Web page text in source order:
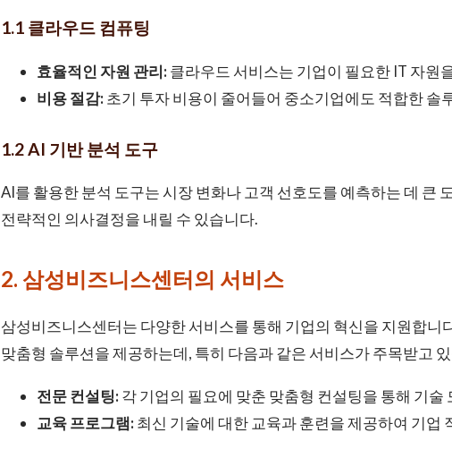
1.1 클라우드 컴퓨팅
효율적인 자원 관리: 클라우드 서비스는 기업이 필요한 IT 자원
비용 절감: 초기 투자 비용이 줄어들어 중소기업에도 적합한 솔
1.2 AI 기반 분석 도구
AI를 활용한 분석 도구는 시장 변화나 고객 선호도를 예측하는 데 큰
전략적인 의사결정을 내릴 수 있습니다.
2. 삼성비즈니스센터의 서비스
삼성비즈니스센터는 다양한 서비스를 통해 기업의 혁신을 지원합니
맞춤형 솔루션을 제공하는데, 특히 다음과 같은 서비스가 주목받고
전문 컨설팅: 각 기업의 필요에 맞춘 맞춤형 컨설팅을 통해 기술
교육 프로그램: 최신 기술에 대한 교육과 훈련을 제공하여 기업